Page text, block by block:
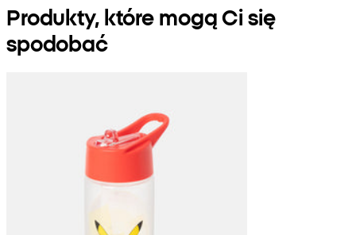
Produkty, które mogą Ci się
spodobać